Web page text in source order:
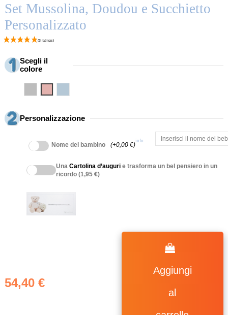
Set Mussolina, Doudou e Succhietto
Personalizzato
Scegli il
colore
Personalizzazione
Nome del bambino (+0,00 €)
info
UnaCartolina d’auguri e trasforma un bel pensiero in un
ricordo (1,95 €)
54,40 €
Aggiungi
al